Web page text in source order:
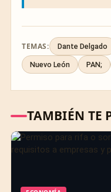
TEMAS: Dante Delgado
Nuevo León PAN;
TAMBIÉN TE